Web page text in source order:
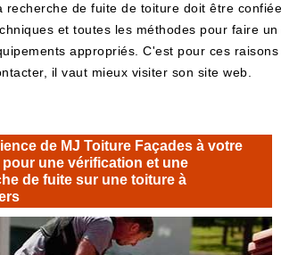
recherche de fuite de toiture doit être
et toutes les méthodes pour faire
appropriés. C'est pour ces
il vaut mieux visiter son site web.
de MJ Toiture Façades à votre
une vérification et une
de fuite sur une toiture à